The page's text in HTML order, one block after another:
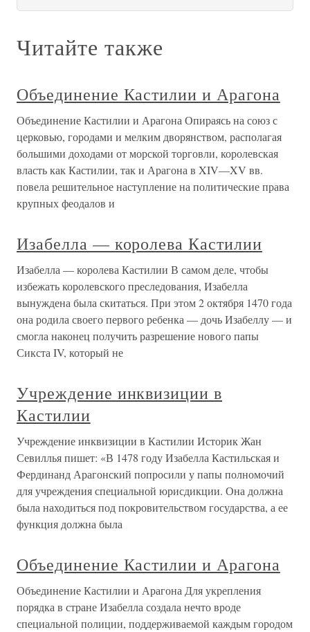
Читайте также
Объединение Кастилии и Арагона
Объединение Кастилии и Арагона Опираясь на союз с
церковью, городами и мелким дворянством, располагая
большими доходами от морской торговли, королевская
власть как Кастилии, так и Арагона в XIV—XV вв.
повела решительное наступление на политические права
крупных феодалов и
Изабелла — королева Кастилии
Изабелла — королева Кастилии В самом деле, чтобы
избежать королевского преследования, Изабелла
вынуждена была скитаться. При этом 2 октября 1470 года
она родила своего первого ребенка — дочь Изабеллу — и
смогла наконец получить разрешение нового папы
Сикста IV, который не
Учреждение инквизиции в
Кастилии
Учреждение инквизиции в Кастилии Историк Жан
Севиллья пишет: «В 1478 году Изабелла Кастильская и
Фердинанд Арагонский попросили у папы полномочий
для учреждения специальной юрисдикции. Она должна
была находиться под покровительством государства, а ее
функция должна была
Объединение Кастилии и Арагона
Объединение Кастилии и Арагона Для укрепления
порядка в стране Изабелла создала нечто вроде
специальной полиции, поддерживаемой каждым городом